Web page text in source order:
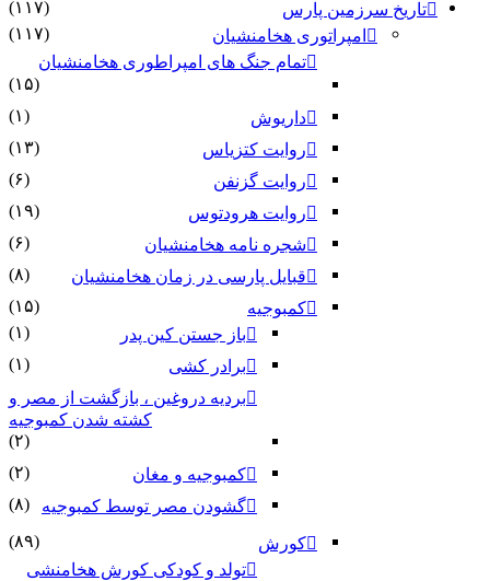
تاریخ سرزمین پارس
(۱۱۷)
امپراتوری هخامنشیان
(۱۱۷)
تمام جنگ های امپراطوری هخامنشیان
(۱۵)
داریوش
(۱)
روایت کتزیاس
(۱۳)
روایت گزنفن
(۶)
روایت هرودتوس
(۱۹)
شجره نامه هخامنشیان
(۶)
قبایل پارسی در زمان هخامنشیان
(۸)
کمبوجیه
(۱۵)
باز جستن کین پدر
(۱)
برادر کشی
(۱)
بردیه دروغین ، بازگشت از مصر و
کشته شدن کمبوجیه
(۲)
کمبوجیه و مغان
(۲)
گشودن مصر توسط کمبوجیه
(۸)
کورش
(۸۹)
تولد و کودکی کورش هخامنشی